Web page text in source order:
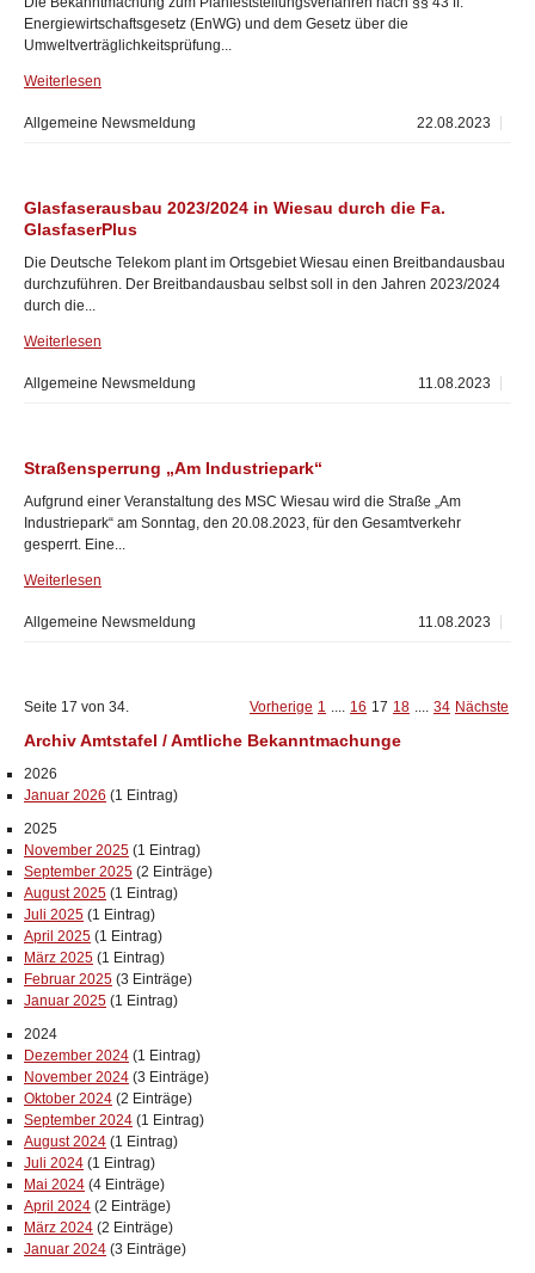
Energiewirtschaftsgesetz (EnWG) und dem Gesetz über die
Umweltverträglichkeitsprüfung...
Weiterlesen
22.08.2023
Allgemeine Newsmeldung
Glasfaserausbau 2023/2024 in Wiesau durch die Fa.
GlasfaserPlus
Die Deutsche Telekom plant im Ortsgebiet Wiesau einen Breitbandausbau
durchzuführen. Der Breitbandausbau selbst soll in den Jahren 2023/2024
durch die...
Weiterlesen
11.08.2023
Allgemeine Newsmeldung
Straßensperrung „Am Industriepark“
Aufgrund einer Veranstaltung des MSC Wiesau wird die Straße „Am
Industriepark“ am Sonntag, den 20.08.2023, für den Gesamtverkehr
gesperrt. Eine...
Weiterlesen
11.08.2023
Allgemeine Newsmeldung
Seite 17 von 34. Vorherige 1 .... 16 17 18 .... 34 Nächste
Archiv Amtstafel / Amtliche Bekanntmachunge
2026
Januar 2026 (1 Eintrag)
2025
November 2025 (1 Eintrag)
September 2025 (2 Einträge)
August 2025 (1 Eintrag)
Juli 2025 (1 Eintrag)
April 2025 (1 Eintrag)
März 2025 (1 Eintrag)
Februar 2025 (3 Einträge)
Januar 2025 (1 Eintrag)
2024
Dezember 2024 (1 Eintrag)
November 2024 (3 Einträge)
Oktober 2024 (2 Einträge)
September 2024 (1 Eintrag)
August 2024 (1 Eintrag)
Juli 2024 (1 Eintrag)
Mai 2024 (4 Einträge)
April 2024 (2 Einträge)
März 2024 (2 Einträge)
Januar 2024 (3 Einträge)